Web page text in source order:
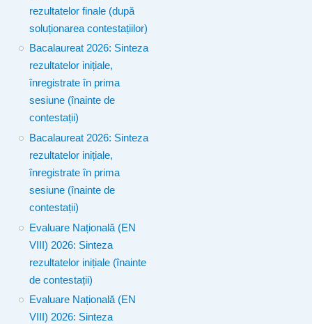
rezultatelor finale (după
soluționarea contestațiilor)
Bacalaureat 2026: Sinteza
rezultatelor inițiale,
înregistrate în prima
sesiune (înainte de
contestații)
Bacalaureat 2026: Sinteza
rezultatelor inițiale,
înregistrate în prima
sesiune (înainte de
contestații)
Evaluare Națională (EN
VIII) 2026: Sinteza
rezultatelor inițiale (înainte
de contestații)
Evaluare Națională (EN
VIII) 2026: Sinteza